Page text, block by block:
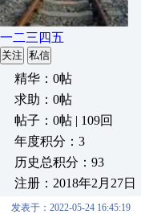
一二三四五
关注 私信
精华：0帖
求助：0帖
帖子：0帖 | 109回
年度积分：3
历史总积分：93
注册：2018年2月27日
发表于：2022-05-24 16:45:19